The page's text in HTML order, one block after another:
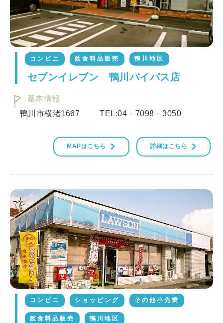
コンビニ 飲食料品販売 鴨川地区
セブンイレブン 鴨川バイパス店
基本情報
鴨川市横渚1667
TEL:04－7098－3050
MAPはこちら 詳細はこちら
コンビニ ショッピング その他小売業
飲食料品販売 鴨川地区